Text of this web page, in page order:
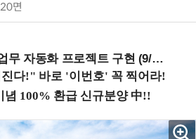
20면
화 프로젝트 구현 (9/16 ~17 강남역)